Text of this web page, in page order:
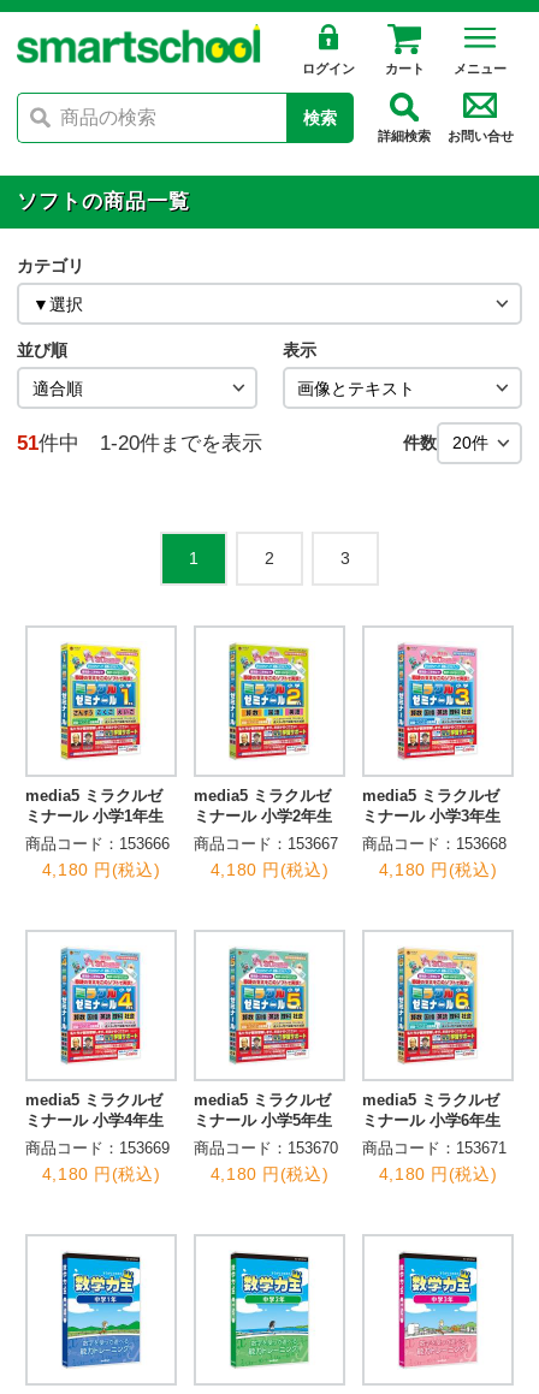
ログイン カート メニュー
検索
詳細検索 お問い合せ
ソフトの商品一覧
カテゴリ
並び順 表示
51件中 1-20件までを表示 件数
1 2 3
media5 ミラクルゼ
ミナール 小学1年生
商品コード：153666
4,180 円(税込)
media5 ミラクルゼ
ミナール 小学2年生
商品コード：153667
4,180 円(税込)
media5 ミラクルゼ
ミナール 小学3年生
商品コード：153668
4,180 円(税込)
media5 ミラクルゼ
ミナール 小学4年生
商品コード：153669
4,180 円(税込)
media5 ミラクルゼ
ミナール 小学5年生
商品コード：153670
4,180 円(税込)
media5 ミラクルゼ
ミナール 小学6年生
商品コード：153671
4,180 円(税込)